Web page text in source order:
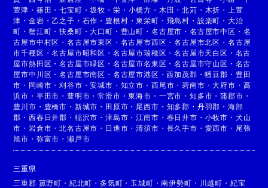
萱津 ・ 篠田 ・七宝町 ・坂牧 ・ 栄 ・ 小橋方 ・ 木田 ・北苅 ・ 木折 ・
上萱
津 ・金岩 ・乙之子 ・ 石作 ・ 豊根村 ・東栄町 ・ 飛島村 ・ 設楽町 ・ 大治
町 ・蟹江町 ・扶桑町 ・大口町 ・ 豊山町 ・ 名古屋市 ・ 名古屋市中区 ・ 名
古屋市中村区 ・名古屋市東区 ・ 名古屋市西区 ・名古屋市北区 ・ 名古屋
市千種区 ・名古屋市昭和区 ・ 名古屋市瑞穂区 ・名古屋市天白区 ・ 名古
屋市熱田区 ・名古屋市緑区 ・ 名古屋市名東区 ・名古屋市守山区 ・ 名古
屋市中川区 ・名古屋市南区 ・ 名古屋市港区 ・西加茂郡 ・幡豆郡 ・ 豊田
市 ・ 岡崎市 ・刈谷市 ・安城市 ・ 知立市 ・ 西尾市 ・碧南市 ・大府市 ・ 高
浜市 ・ 半田市 ・ 豊明市 ・常滑市 ・東海市 ・ 一宮市 ・ 知多市 ・蒲郡市 ・
豊川市 ・ 豊橋市 ・ 新城市 ・ 田原市 ・ 尾西市 ・ 知多郡 ・ 丹羽郡 ・ 海部
郡 ・西春日井郡 ・ 稲沢市 ・津島市 ・江南市 ・ 春日井市 ・ 小牧市 ・ 犬山
市 ・岩倉市 ・北名古屋市 ・ 日進市 ・清須市 ・ 長久手市 ・ 愛西市 ・ 尾張
旭市 ・ 弥富市 ・瀬戸市
三重県
三重郡 菰野町 ・ 紀北町 ・ 多気町 ・ 玉城町 ・南伊勢町 ・ 川越町 ・ 紀宝